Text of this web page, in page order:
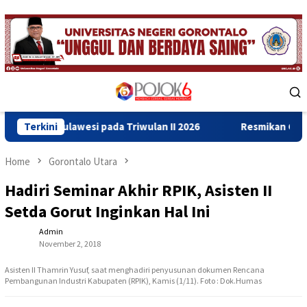
Skip
to
content
Menu
Terkini
pada Triwulan II 2026 Resmikan Gedung Baru
Home Gorontalo Utara
Hadiri Seminar Akhir RPIK, Asisten II
Setda Gorut Inginkan Hal Ini
Admin
November 2, 2018
Asisten II Thamrin Yusuf, saat menghadiri penyusunan dokumen Rencana
Pembangunan Industri Kabupaten (RPIK), Kamis (1/11). Foto : Dok.Humas